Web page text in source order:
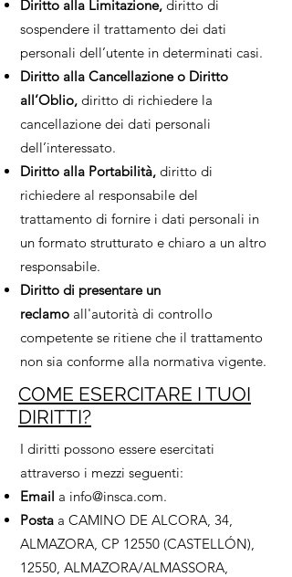
Diritto alla Limitazione, diritto di
sospendere il trattamento dei dati
personali dell’utente in determinati casi.
Diritto alla Cancellazione o Diritto
all’Oblio, diritto di richiedere la
cancellazione dei dati personali
dell’interessato.
Diritto alla Portabilità, diritto di
richiedere al responsabile del
trattamento di fornire i dati personali in
un formato strutturato e chiaro a un altro
responsabile.
Diritto di presentare un
reclamo all'autorità di controllo
competente se ritiene che il trattamento
non sia conforme alla normativa vigente.
COME ESERCITARE I TUOI
DIRITTI?
I diritti possono essere esercitati
attraverso i mezzi seguenti:
Email a info@insca.com.
Posta a CAMINO DE ALCORA, 34,
ALMAZORA, CP 12550 (CASTELLÓN),
12550, ALMAZORA/ALMASSORA,